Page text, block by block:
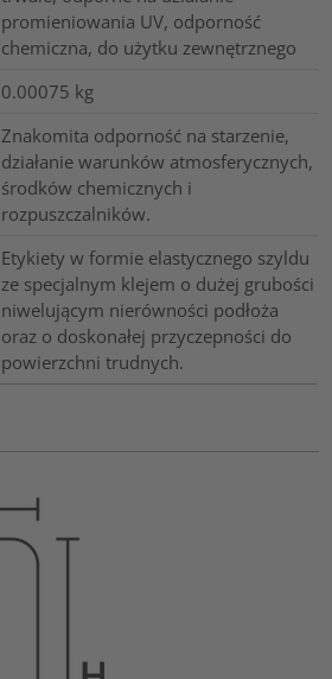
promieniowania UV, odporność
chemiczna, do użytku zewnętrznego
0.00075 kg
Znakomita odporność na starzenie,
działanie warunków atmosferycznych,
środków chemicznych i
rozpuszczalników.
Etykiety w formie elastycznego szyldu
ze specjalnym klejem o dużej grubości
niwelującym nierówności podłoża
oraz o doskonałej przyczepności do
powierzchni trudnych.